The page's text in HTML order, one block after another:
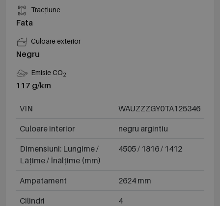
Tracțiune
Fata
Culoare exterior
Negru
Emisie CO2
117 g/km
VIN WAUZZZGY0TA125346
Culoare interior negru argintiu
Dimensiuni: Lungime /
Lățime / Înălțime (mm)
4505 / 1816 / 1412
Ampatament 2624 mm
Cilindri 4